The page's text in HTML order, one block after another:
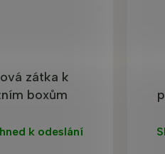
zátka k
boxům
k odeslání